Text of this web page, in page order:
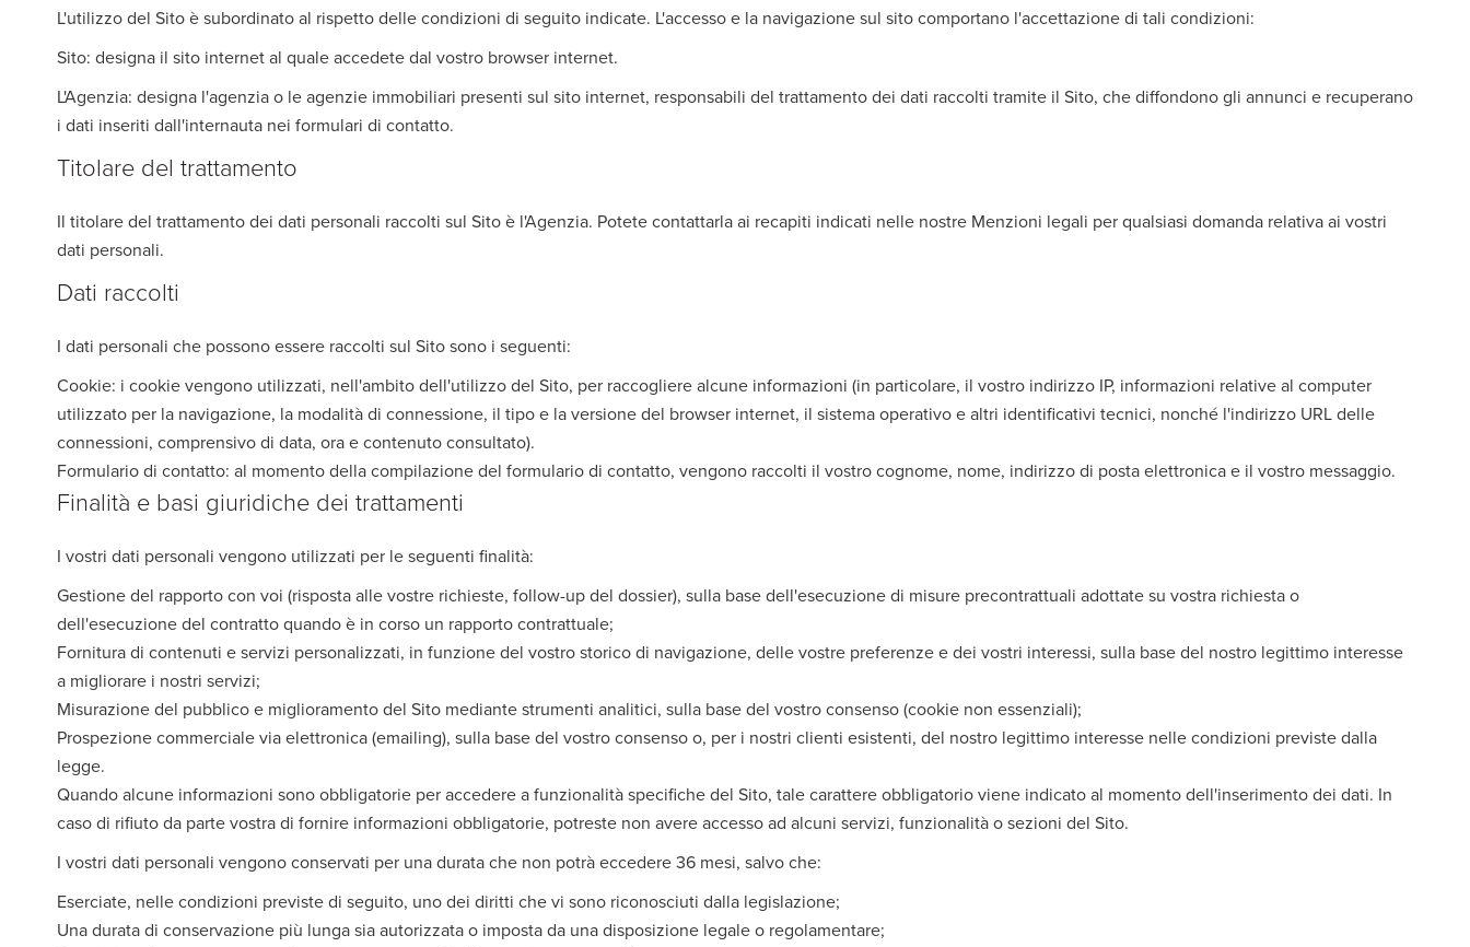
L'utilizzo del Sito è subordinato al rispetto delle condizioni di seguito indicate. L'accesso e la navigazione sul sito comportano l'accettazione di tali condizioni:
Sito: designa il sito internet al quale accedete dal vostro browser internet.
L'Agenzia: designa l'agenzia o le agenzie immobiliari presenti sul sito internet, responsabili del trattamento dei dati raccolti tramite il Sito, che diffondono gli annunci e recuperano
i dati inseriti dall'internauta nei formulari di contatto.
Titolare del trattamento
Il titolare del trattamento dei dati personali raccolti sul Sito è l'Agenzia. Potete contattarla ai recapiti indicati nelle nostre Menzioni legali per qualsiasi domanda relativa ai vostri
dati personali.
Dati raccolti
I dati personali che possono essere raccolti sul Sito sono i seguenti:
Cookie: i cookie vengono utilizzati, nell'ambito dell'utilizzo del Sito, per raccogliere alcune informazioni (in particolare, il vostro indirizzo IP, informazioni relative al computer
utilizzato per la navigazione, la modalità di connessione, il tipo e la versione del browser internet, il sistema operativo e altri identificativi tecnici, nonché l'indirizzo URL delle
connessioni, comprensivo di data, ora e contenuto consultato).
Formulario di contatto: al momento della compilazione del formulario di contatto, vengono raccolti il vostro cognome, nome, indirizzo di posta elettronica e il vostro messaggio.
Finalità e basi giuridiche dei trattamenti
I vostri dati personali vengono utilizzati per le seguenti finalità:
Gestione del rapporto con voi (risposta alle vostre richieste, follow-up del dossier), sulla base dell'esecuzione di misure precontrattuali adottate su vostra richiesta o
dell'esecuzione del contratto quando è in corso un rapporto contrattuale;
Fornitura di contenuti e servizi personalizzati, in funzione del vostro storico di navigazione, delle vostre preferenze e dei vostri interessi, sulla base del nostro legittimo interesse
a migliorare i nostri servizi;
Misurazione del pubblico e miglioramento del Sito mediante strumenti analitici, sulla base del vostro consenso (cookie non essenziali);
Prospezione commerciale via elettronica (emailing), sulla base del vostro consenso o, per i nostri clienti esistenti, del nostro legittimo interesse nelle condizioni previste dalla
legge.
Quando alcune informazioni sono obbligatorie per accedere a funzionalità specifiche del Sito, tale carattere obbligatorio viene indicato al momento dell'inserimento dei dati. In
caso di rifiuto da parte vostra di fornire informazioni obbligatorie, potreste non avere accesso ad alcuni servizi, funzionalità o sezioni del Sito.
I vostri dati personali vengono conservati per una durata che non potrà eccedere 36 mesi, salvo che:
Eserciate, nelle condizioni previste di seguito, uno dei diritti che vi sono riconosciuti dalla legislazione;
Una durata di conservazione più lunga sia autorizzata o imposta da una disposizione legale o regolamentare;